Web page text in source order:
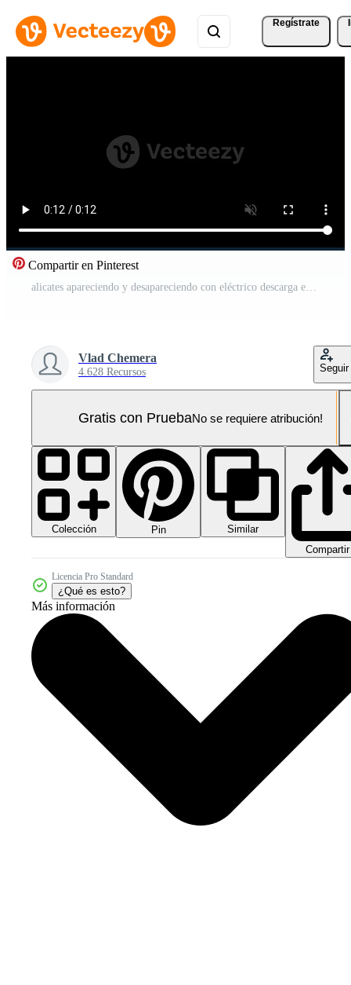
Regístrate
Compartir en Pinterest
alicates apareciendo y desapareciendo con eléctrico descarga efecto Vídeo Pro
Vlad Chemera
4.628 Recursos Seguir
Gratis con PruebaNo se requiere atribución!
Colección Pin
Similar
Compartir
Licencia Pro Standard
¿Qué es esto?
Más información